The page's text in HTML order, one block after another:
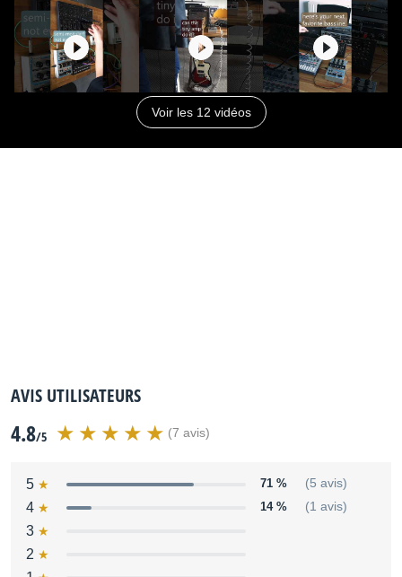
Distribué parFilling Distribution
Voir les 12 vidéos
AVIS UTILISATEURS
4.8/5 (7 avis)
5 71 % (5 avis)
4 14 % (1 avis)
3
2